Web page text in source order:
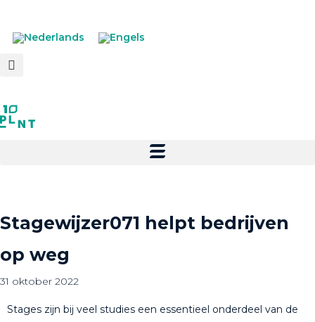
Stagewijzer071 helpt bedrijven
op weg
31 oktober 2022
Stages zijn bij veel studies een essentieel onderdeel van de